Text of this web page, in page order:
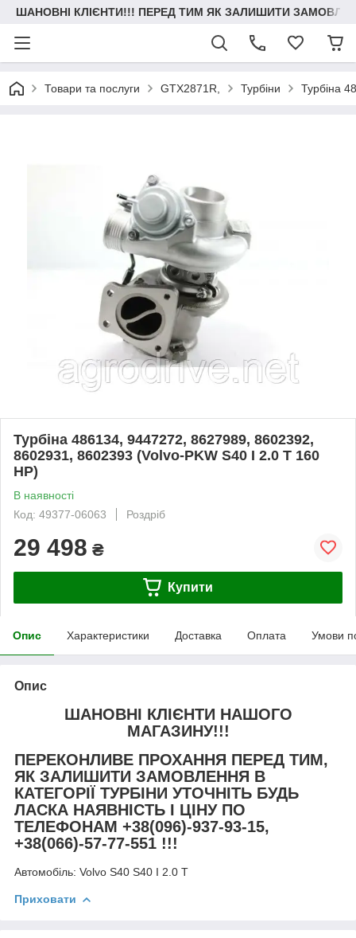
ШАНОВНІ КЛІЄНТИ!!! ПЕРЕД ТИМ ЯК ЗАЛИШИТИ
Товари та послуги GTX2871R, Турбіни Турбіна
Турбіна 486134, 9447272, 8627989, 8602392,
8602931, 8602393 (Volvo-PKW S40 I 2.0 T 160
HP)
В наявності
Код: 49377-06063
Роздріб
29 498 ₴
Купити
Опис Характеристики Доставка Оплата Умови
Опис
ШАНОВНІ КЛІЄНТИ НАШОГО
МАГАЗИНУ!!!
ПЕРЕКОНЛИВЕ ПРОХАННЯ ПЕРЕД ТИМ,
ЯК ЗАЛИШИТИ ЗАМОВЛЕННЯ В
КАТЕГОРІЇ ТУРБІНИ УТОЧНІТЬ БУДЬ
ЛАСКА НАЯВНІСТЬ І ЦІНУ ПО
ТЕЛЕФОНАМ +38(096)-937-93-15,
+38(066)-57-77-551 !!!
Автомобіль: Volvo S40 S40 I 2.0 T
Приховати